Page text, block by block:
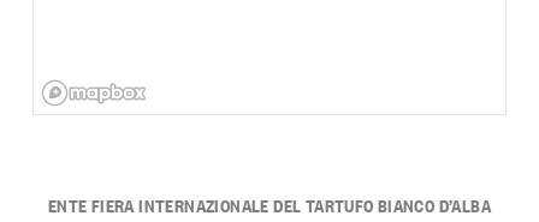
ENTE FIERA INTERNAZIONALE DEL TARTUFO BIANCO D’ALBA